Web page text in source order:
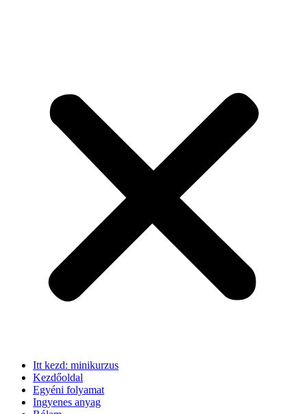
Itt kezd: minikurzus
Kezdőoldal
Egyéni folyamat
Ingyenes anyag